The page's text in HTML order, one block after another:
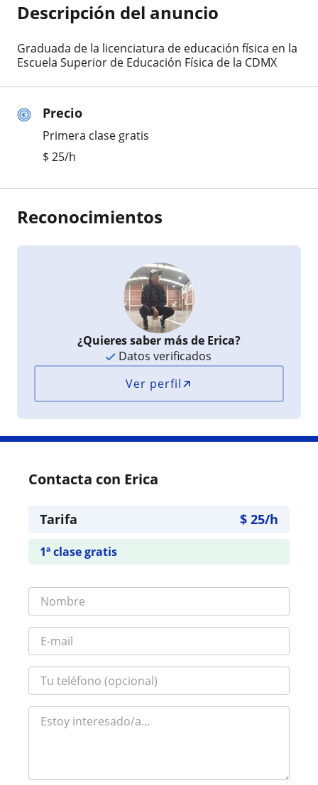
Precio
Primera clase gratis
$ 25/h
Descripción del anuncio
Graduada de la licenciatura de educación física en la
Escuela Superior de Educación Física de la CDMX
Reconocimientos
¿Quieres saber más de Erica?
Datos verificados
Ver perfil
Contacta con Erica
Tarifa $ 25/h
1ª clase gratis